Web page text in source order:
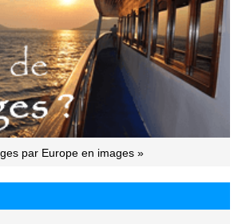
par Europe en images »